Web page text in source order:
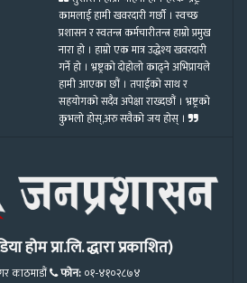
कामलाई हामी खवरदारी गर्छौ । स्वच्छ
प्रशासन र स्वतन्त्र कर्मचारीतन्त्र हाम्रो प्रमुख
नारा हो । हाम्रो एक मात्र उद्धेश्य खवरदारी
गर्ने हो । भ्रष्ट्रको दोहोलो काढ्ने अभिप्रायले
हामी आएका छौं । तपाईको साथ र
सहयोगको सदैव अपेक्षा राख्दछौं । भ्रष्ट्रको
कुभलो होस्,अरु सवैको जय होस् ।
होम प्रा.लि. द्धारा प्रकाशित)
काठमाडौं फोन: ०१-४१०२८७४